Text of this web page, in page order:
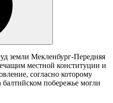
земли Мекленбург-Передняя
местной конституции и
согласно которому
побережье могли